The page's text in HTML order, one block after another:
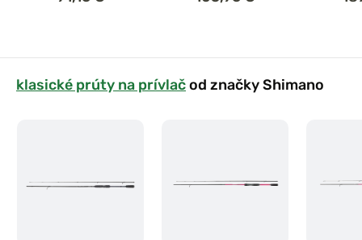
klasické prúty na prívlačod značky Shimano